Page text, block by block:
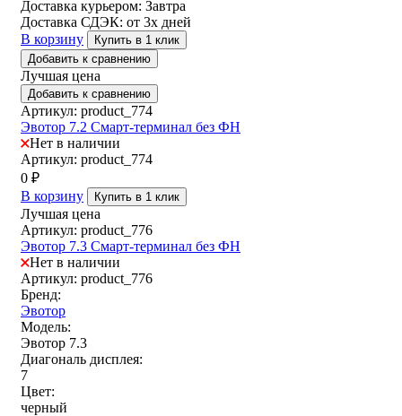
Доставка курьером: Завтра
Доставка СДЭК: от 3х дней
В корзину
Купить в 1 клик
Добавить к сравнению
Лучшая цена
Добавить к сравнению
Артикул: product_774
Эвотор 7.2 Смарт-терминал без ФН
Нет в наличии
Артикул: product_774
0 ₽
В корзину
Купить в 1 клик
Лучшая цена
Артикул: product_776
Эвотор 7.3 Смарт-терминал без ФН
Нет в наличии
Артикул: product_776
Бренд:
Эвотор
Модель:
Эвотор 7.3
Диагональ дисплея:
7
Цвет:
черный